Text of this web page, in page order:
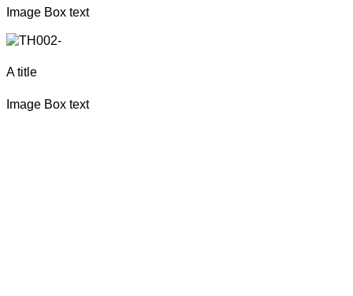
Image Box text
A title
Image Box text